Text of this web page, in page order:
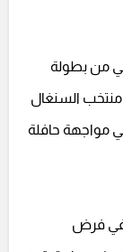
من بطولة
على منتخب السنغال
في مواجهة حافلة
في فرض